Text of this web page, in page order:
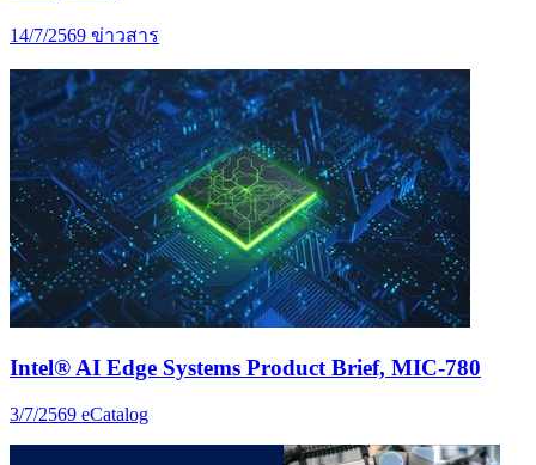
14/7/2569 ข่าวสาร
Intel® AI Edge Systems Product Brief, MIC-780
3/7/2569 eCatalog